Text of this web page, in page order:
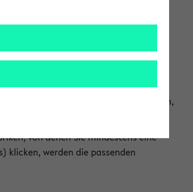
die Veranstaltungen heraussuchen,
von denen Sie mindestens eine
klicken, werden die passenden